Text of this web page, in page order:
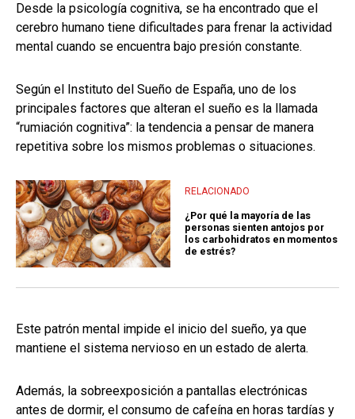
Desde la psicología cognitiva, se ha encontrado que el
cerebro humano tiene dificultades para frenar la actividad
mental cuando se encuentra bajo presión constante.
Según el Instituto del Sueño de España, uno de los
principales factores que alteran el sueño es la llamada
“rumiación cognitiva”: la tendencia a pensar de manera
repetitiva sobre los mismos problemas o situaciones.
RELACIONADO
¿Por qué la mayoría de las
personas sienten antojos por
los carbohidratos en momentos
de estrés?
Este patrón mental impide el inicio del sueño, ya que
mantiene el sistema nervioso en un estado de alerta.
Además, la sobreexposición a pantallas electrónicas
antes de dormir, el consumo de cafeína en horas tardías y